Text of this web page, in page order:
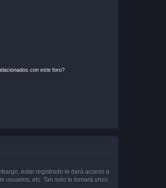
con este foro?
estar registrado le dará acceso a
usuarios, etc. Tan solo le tomará unos